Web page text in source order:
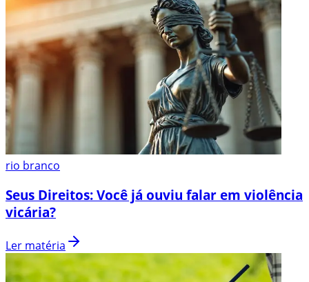
rio branco
Seus Direitos: Você já ouviu falar em violência
vicária?
Ler matéria